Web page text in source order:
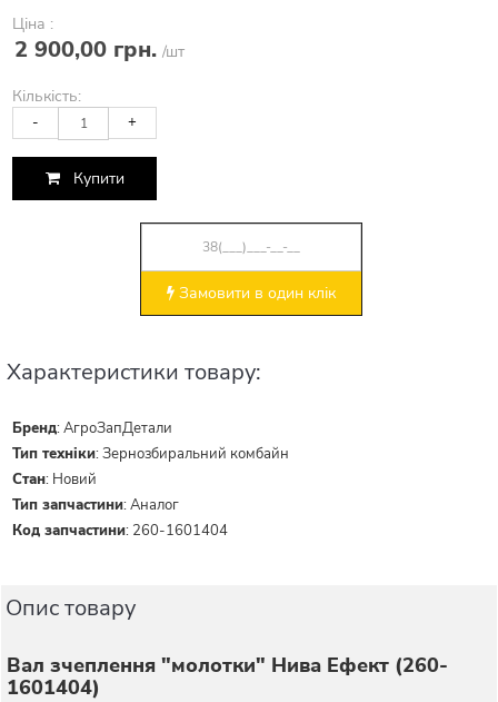
Ціна :
2 900,00 грн. /шт
Кількість:
- +
Купити
Замовити в один клік
Характеристики товару:
Бренд:АгроЗапДетали
Тип техніки:Зернозбиральний комбайн
Стан: Новий
Тип запчастини:Аналог
Код запчастини: 260-1601404
Опис товару
Вал зчеплення "молотки" Нива Ефект (260-
1601404)